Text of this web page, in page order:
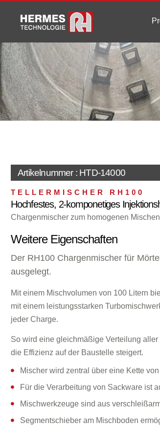
Artikelnummer : HTD-14000
TELLERMISCHER RH100
Hochfestes, 2-komponetiges
Chargenmischer zum homogenen
Weitere Eigenschaften
Der RH100 Chargenmischer für
ausgelegt.
Mit einem Mischvolumen von 100 Litern
mit einem leistungsstarken
jeder Charge.
So wird eine gleichmäßige Verteilung
die Effizienz auf der Baustelle steigert.
Mischer wird zentral über eine Kette
Für die Verarbeitung von Sackware ist
Mischwerkzeuge sind aus
Segmentschieber am Mischboden